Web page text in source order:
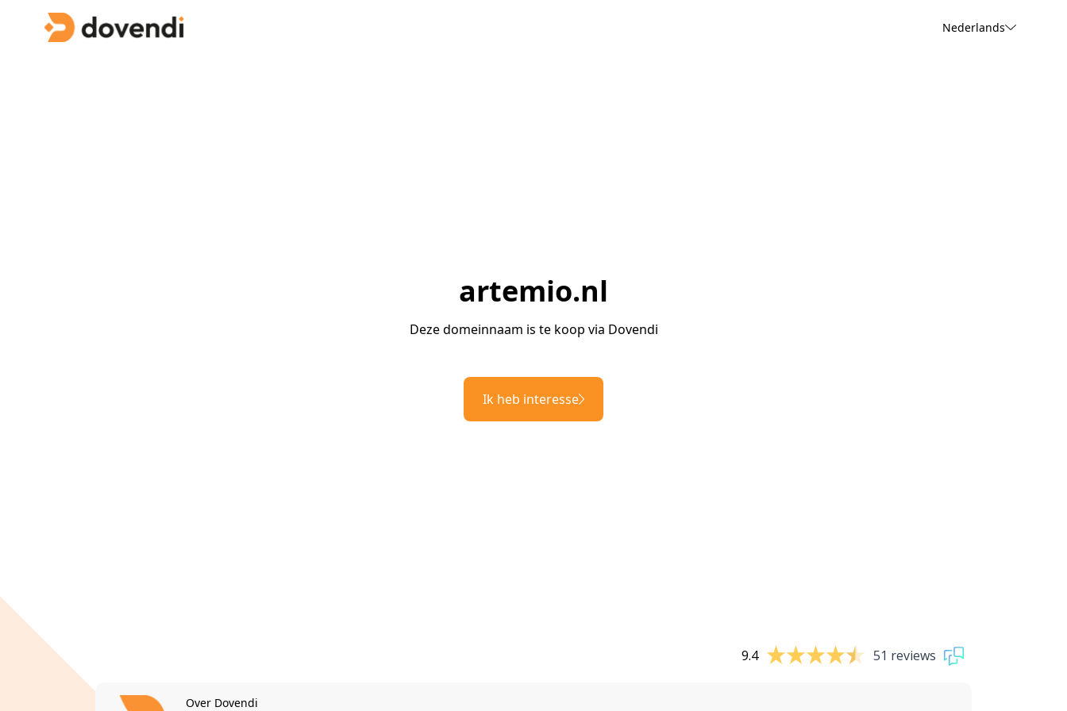
Nederlands
artemio.nl
Deze domeinnaam is te koop via Dovendi
Ik heb interesse
9.4 51 reviews
Over Dovendi